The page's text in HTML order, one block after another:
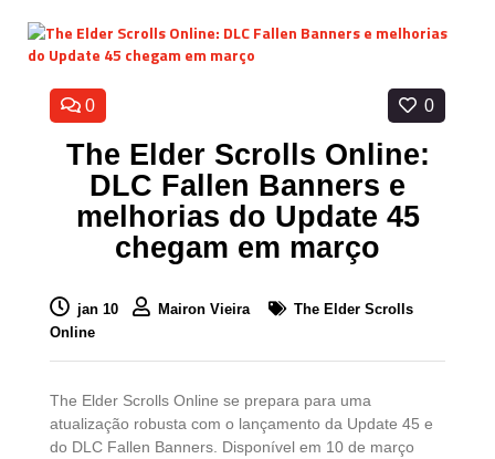
0 0
The Elder Scrolls Online:
DLC Fallen Banners e
melhorias do Update 45
chegam em março
jan 10 Mairon Vieira
The Elder Scrolls
Online
The Elder Scrolls Online se prepara para uma
atualização robusta com o lançamento da Update 45 e
do DLC Fallen Banners. Disponível em 10 de março